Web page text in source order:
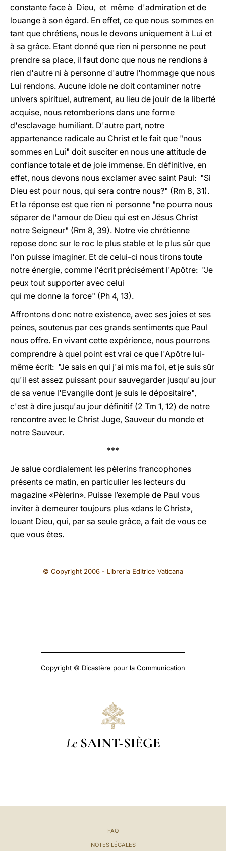
constante face à Dieu, et même d'admiration et de
louange à son égard. En effet, ce que nous sommes en
tant que chrétiens, nous le devons uniquement à Lui et
à sa grâce. Etant donné que rien ni personne ne peut
prendre sa place, il faut donc que nous ne rendions à
rien d'autre ni à personne d'autre l'hommage que nous
Lui rendons. Aucune idole ne doit contaminer notre
univers spirituel, autrement, au lieu de jouir de la liberté
acquise, nous retomberions dans une forme
d'esclavage humiliant. D'autre part, notre
appartenance radicale au Christ et le fait que "nous
sommes en Lui" doit susciter en nous une attitude de
confiance totale et de joie immense. En définitive, en
effet, nous devons nous exclamer avec saint Paul: "Si
Dieu est pour nous, qui sera contre nous?" (Rm 8, 31).
Et la réponse est que rien ni personne "ne pourra nous
séparer de l'amour de Dieu qui est en Jésus Christ
notre Seigneur" (Rm 8, 39). Notre vie chrétienne
repose donc sur le roc le plus stable et le plus sûr que
l'on puisse imaginer. Et de celui-ci nous tirons toute
notre énergie, comme l'écrit précisément l'Apôtre: "Je
peux tout supporter avec celui
qui me donne la force" (Ph 4, 13).
Affrontons donc notre existence, avec ses joies et ses
peines, soutenus par ces grands sentiments que Paul
nous offre. En vivant cette expérience, nous pourrons
comprendre à quel point est vrai ce que l'Apôtre lui-
même écrit: "Je sais en qui j'ai mis ma foi, et je suis sûr
qu'il est assez puissant pour sauvegarder jusqu'au jour
de sa venue l'Evangile dont je suis le dépositaire",
c'est à dire jusqu'au jour définitif (2 Tm 1, 12) de notre
rencontre avec le Christ Juge, Sauveur du monde et
notre Sauveur.
***
Je salue cordialement les pèlerins francophones
présents ce matin, en particulier les lecteurs du
magazine «Pèlerin». Puisse l’exemple de Paul vous
inviter à demeurer toujours plus «dans le Christ»,
louant Dieu, qui, par sa seule grâce, a fait de vous ce
que vous êtes.
© Copyright 2006 - Libreria Editrice Vaticana
Copyright © Dicastère pour la Communication
Le SAINT-SIÈGE
FAQ
NOTES LÉGALES